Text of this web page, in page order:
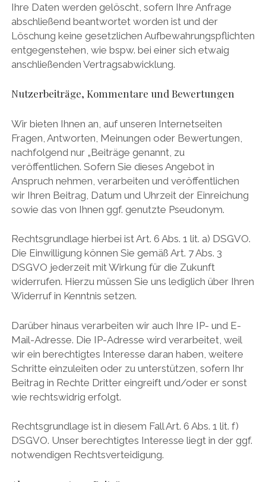
Ihre Daten werden gelöscht, sofern Ihre Anfrage
abschließend beantwortet worden ist und der
Löschung keine gesetzlichen Aufbewahrungspflichten
entgegenstehen, wie bspw. bei einer sich etwaig
anschließenden Vertragsabwicklung.
Nutzerbeiträge, Kommentare und Bewertungen
Wir bieten Ihnen an, auf unseren Internetseiten
Fragen, Antworten, Meinungen oder Bewertungen,
nachfolgend nur „Beiträge genannt, zu
veröffentlichen. Sofern Sie dieses Angebot in
Anspruch nehmen, verarbeiten und veröffentlichen
wir Ihren Beitrag, Datum und Uhrzeit der Einreichung
sowie das von Ihnen ggf. genutzte Pseudonym.
Rechtsgrundlage hierbei ist Art. 6 Abs. 1 lit. a) DSGVO.
Die Einwilligung können Sie gemäß Art. 7 Abs. 3
DSGVO jederzeit mit Wirkung für die Zukunft
widerrufen. Hierzu müssen Sie uns lediglich über Ihren
Widerruf in Kenntnis setzen.
Darüber hinaus verarbeiten wir auch Ihre IP- und E-
Mail-Adresse. Die IP-Adresse wird verarbeitet, weil
wir ein berechtigtes Interesse daran haben, weitere
Schritte einzuleiten oder zu unterstützen, sofern Ihr
Beitrag in Rechte Dritter eingreift und/oder er sonst
wie rechtswidrig erfolgt.
Rechtsgrundlage ist in diesem Fall Art. 6 Abs. 1 lit. f)
DSGVO. Unser berechtigtes Interesse liegt in der ggf.
notwendigen Rechtsverteidigung.